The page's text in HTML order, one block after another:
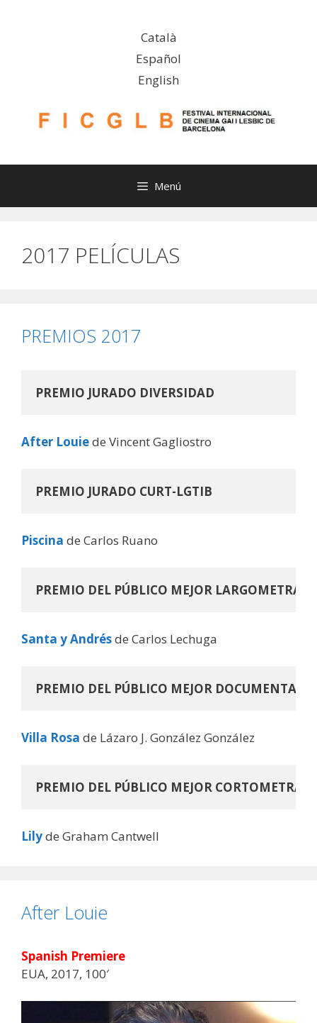
Català
Español
English
Menú
2017 PELÍCULAS
PREMIOS 2017
PREMIO JURADO DIVERSIDAD
After Louiede Vincent Gagliostro
PREMIO JURADO CURT-LGTIB
Piscina de Carlos Ruano
PREMIO DEL PÚBLICO MEJOR LARGOMETRAJE
Santa y Andrésde Carlos Lechuga
PREMIO DEL PÚBLICO MEJOR DOCUMENTAL
Villa Rosa de Lázaro J. González González
PREMIO DEL PÚBLICO MEJOR CORTOMETRAJE
Lilyde Graham Cantwell
After Louie
Spanish Premiere
EUA, 2017, 100′